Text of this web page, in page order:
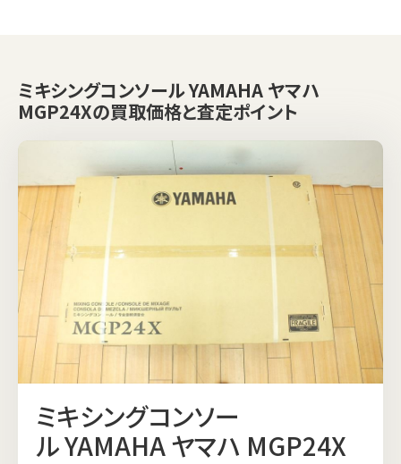
ミキシングコンソール YAMAHA ヤマハ
MGP24Xの買取価格と査定ポイント
ミキシングコンソー
ル YAMAHA ヤマハ MGP24X